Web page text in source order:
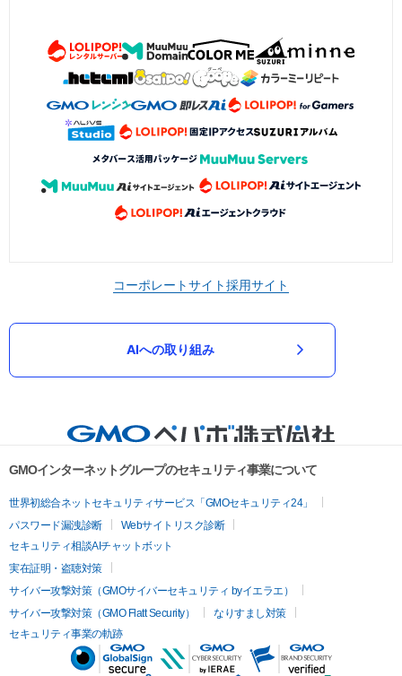
コーポレートサイト採用サイト
AIへの取り組み
GMOインターネットグループのセキュリティ事業について
世界初総合ネットセキュリティサービス「GMOセキュリティ24」
パスワード漏洩診断
Webサイトリスク診断
セキュリティ相談AIチャットボット
実在証明・盗聴対策
サイバー攻撃対策（GMOサイバーセキュリティ byイエラエ）
サイバー攻撃対策（GMO Flatt Security）
なりすまし対策
セキュリティ事業の軌跡